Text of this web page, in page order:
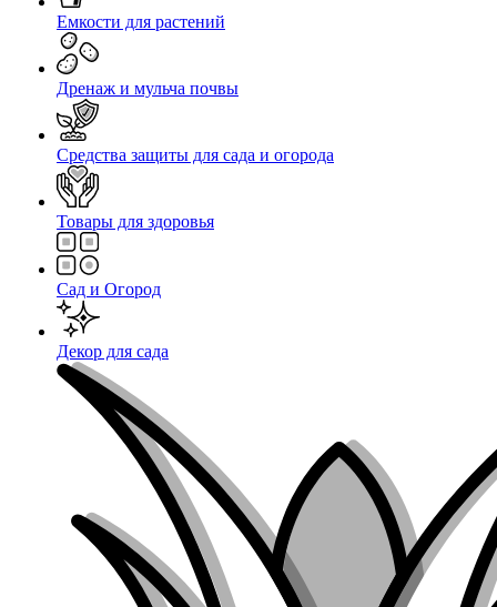
Емкости для растений
Дренаж и мульча почвы
Средства защиты для сада и огорода
Товары для здоровья
Сад и Огород
Декор для сада